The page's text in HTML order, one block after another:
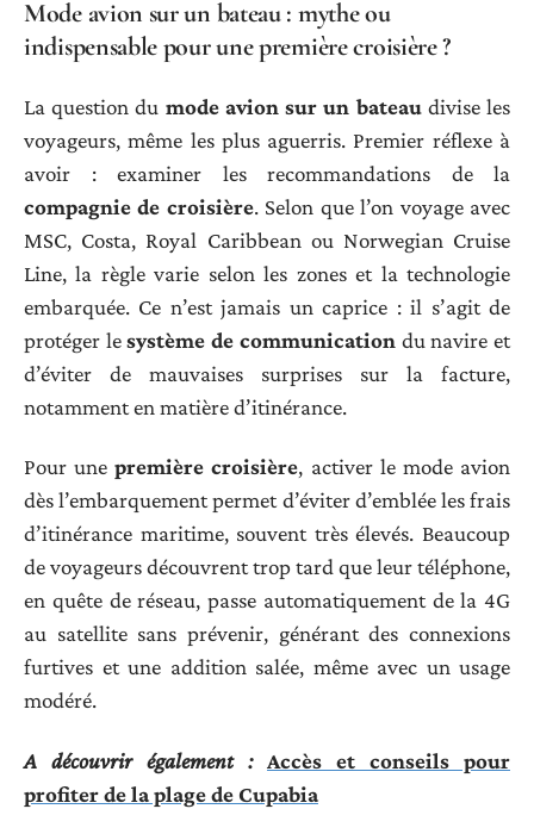
Mode avion sur un bateau : mythe ou
indispensable pour une première croisière ?
La question du mode avion sur un bateaudivise les
voyageurs, même les plus aguerris. Premier réflexe à
avoir : examiner les recommandations de la
compagnie de croisière. Selon que l’on voyage avec
MSC, Costa, Royal Caribbean ou Norwegian Cruise
Line, la règle varie selon les zones et la technologie
embarquée. Ce n’est jamais un caprice : il s’agit de
protéger lesystème de communication du navire et
d’éviter de mauvaises surprises sur la facture,
notamment en matière d’itinérance.
Pour unepremière croisière, activer le mode avion
dès l’embarquement permet d’éviter d’emblée les frais
d’itinérance maritime, souvent très élevés. Beaucoup
de voyageurs découvrent trop tard que leur téléphone,
en quête de réseau, passe automatiquement de la 4G
au satellite sans prévenir, générant des connexions
furtives et une addition salée, même avec un usage
modéré.
A découvrir également : Accès et conseils pour
profiter de la plage de Cupabia